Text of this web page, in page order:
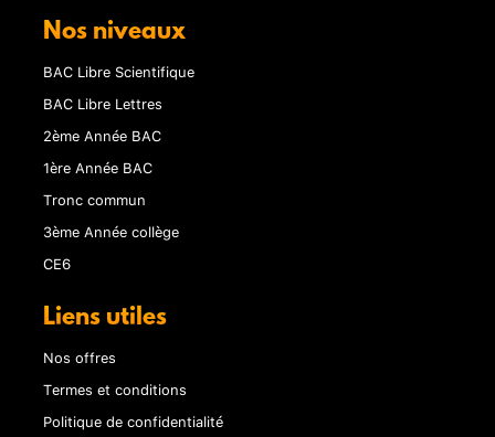
Nos niveaux
BAC Libre Scientifique
BAC Libre Lettres
2ème Année BAC
1ère Année BAC
Tronc commun
3ème Année collège
CE6
Liens utiles
Nos offres
Termes et conditions
Politique de confidentialité